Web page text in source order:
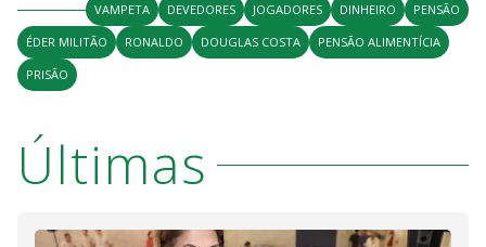
VAMPETA DEVEDORES JOGADORES DINHEIRO
PENSÃO
ÉDER MILITÃO
RONALDO DOUGLAS COSTA
PENSÃO ALIMENTÍCIA
PRISÃO
Últimas